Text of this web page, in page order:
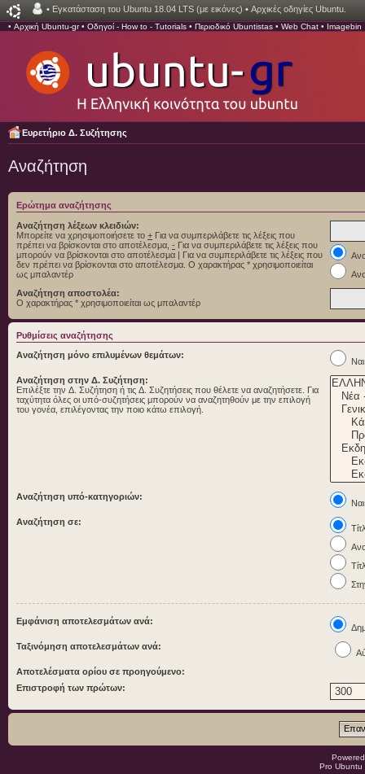
• Εγκατάσταση του Ubuntu 18.04 LTS (με εικόνες) • Αρχικές οδηγίες Ubuntu.
• Αρχική Ubuntu-gr• Οδηγοί - How to - Tutorials • Περιοδικό Ubuntistas • Web Chat • Imagebin
Ευρετήριο Δ. Συζήτησης
Αναζήτηση
Ερώτημα αναζήτησης
Αναζήτηση λέξεων κλειδιών:
Μπορείτε να χρησιμοποιήσετε το + Για να συμπεριλάβετε τις λέξεις που
πρέπει να βρίσκονται στο αποτέλεσμα, - Για να συμπεριλάβετε τις λέξεις που
μπορούν να βρίσκονται στο αποτέλεσμα | Για να συμπεριλάβετε τις λέξεις που
δεν πρέπει να βρίσκονται στο αποτέλεσμα. Ο χαρακτήρας * χρησιμοποιείται
ως μπαλαντέρ
Αναζήτηση αποστολέα:
Ο χαρακτήρας * χρησιμοποιείται ως μπαλαντέρ
Ρυθμίσεις αναζήτησης
Αναζήτηση μόνο επιλυμένων θεμάτων:
Ναι
Αναζήτηση στην Δ. Συζήτηση:
Επιλέξτε την Δ. Συζήτηση ή τις Δ. Συζητήσεις που θέλετε να αναζητήσετε. Για
ταχύτητα όλες οι υπό-συζητήσεις μπορούν να αναζητηθούν με την επιλογή
του γονέα, επιλέγοντας την ποιο κάτω επιλογή.
Αναζήτηση υπό-κατηγοριών:
Ναι
Αναζήτηση σε:
Εμφάνιση αποτελεσμάτων ανά:
Ταξινόμηση αποτελεσμάτων ανά:
Αποτελέσματα ορίου σε προηγούμενο:
Επιστροφή των πρώτων:
Pro